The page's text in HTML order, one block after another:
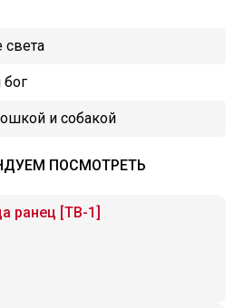
света
и собакой
ПОСМОТРЕТЬ
ранец [ТВ-1]